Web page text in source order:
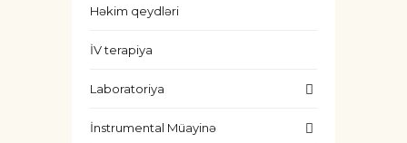
Həkim qeydləri
İV terapiya
Laboratoriya
İnstrumental Müayinə